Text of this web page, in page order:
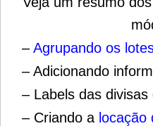
–Agrupando os
– Adicionando
– Labels das divisas
– Criando a locação